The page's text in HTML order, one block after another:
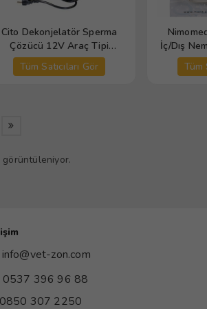
Cito Dekonjelatör Sperma
Çözücü 12V Araç Tipi
Manuel
Tüm Satıcıları Gör
İç/Dış
Tüm
görüntüleniyor.
info@vet-zon.com
0537 396 96 88
0850 307 2250